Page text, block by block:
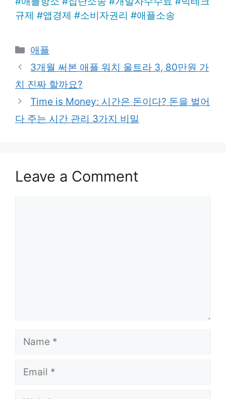
규제 #앱경제 #소비자권리 #애플소송
Categories
애플
3개월 써본 애플 워치 울트라 3, 80만원 가
치 진짜 할까요?
Time is Money: 시간은 돈이다? 돈을 벌어
다 주는 시간 관리 3가지 비밀
Leave a Comment
Name
Email
Website